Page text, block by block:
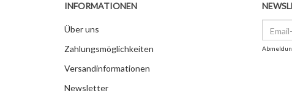
INFORMATIONEN
Über uns
Zahlungsmöglichkeiten
Versandinformationen
Newsletter
Adresse